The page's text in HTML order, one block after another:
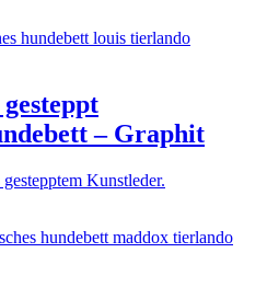
– Graphit
Kunstleder.